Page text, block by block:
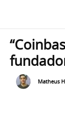
Matheus